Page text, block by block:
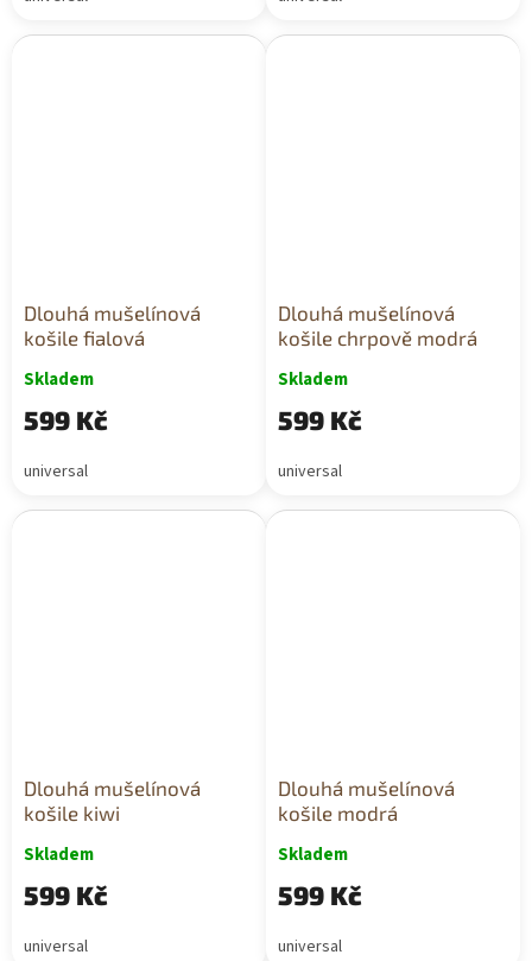
Dlouhá mušelínová
košile fialová
Skladem
599 Kč
universal
Dlouhá mušelínová
košile chrpově modrá
Skladem
599 Kč
universal
Dlouhá mušelínová
košile kiwi
Skladem
599 Kč
universal
Dlouhá mušelínová
košile modrá
Skladem
599 Kč
universal